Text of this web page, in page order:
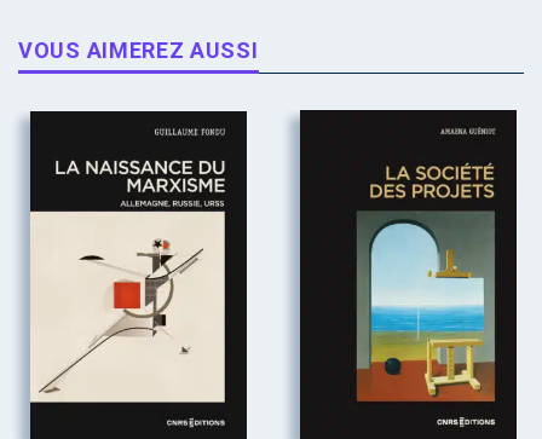
VOUS AIMEREZ AUSSI